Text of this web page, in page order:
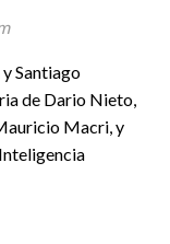
Santiago
de Dario Nieto,
Macri, y